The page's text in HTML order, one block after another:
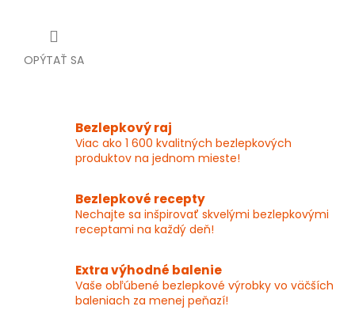
OPÝTAŤ SA
Bezlepkový raj
Viac ako 1 600 kvalitných bezlepkových
produktov na jednom mieste!
Bezlepkové recepty
Nechajte sa inšpirovať skvelými bezlepkovými
receptami na každý deň!
Extra výhodné balenie
Vaše obľúbené bezlepkové výrobky vo väčších
baleniach za menej peňazí!